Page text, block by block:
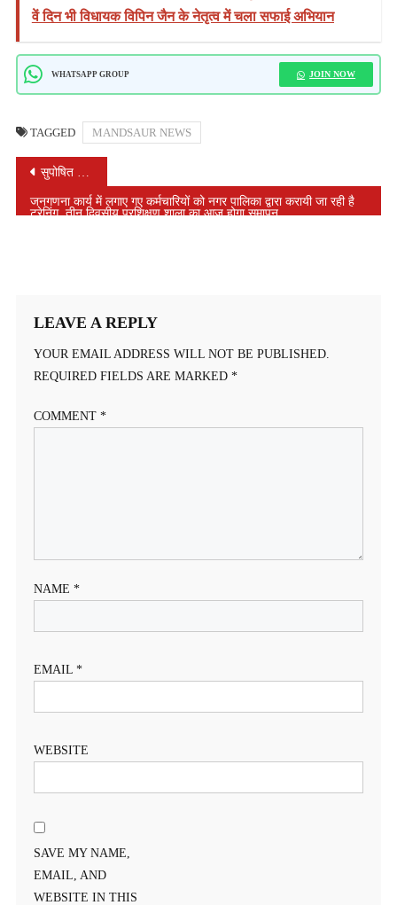
वें दिन भी विधायक विपिन जैन के नेतृत्व में चला सफाई अभियान
WHATSAPP GROUP JOIN NOW
TAGGED MANDSAUR NEWS
POST
NAVIGATION
सुपोषित भारत’ के संकल्प के साथ 8वां पोषण पखवाड़ा संपन्न
जनगणना कार्य में लगाए गए कर्मचारियों को नगर पालिका द्वारा करायी जा रही है
ट्रेनिंग, तीन दिवसीय प्रशिक्षण शाला का आज होगा समापन
LEAVE A REPLY
YOUR EMAIL ADDRESS WILL NOT BE PUBLISHED.
REQUIRED FIELDS ARE MARKED *
COMMENT *
NAME *
EMAIL *
WEBSITE
SAVE MY NAME,
EMAIL, AND
WEBSITE IN THIS